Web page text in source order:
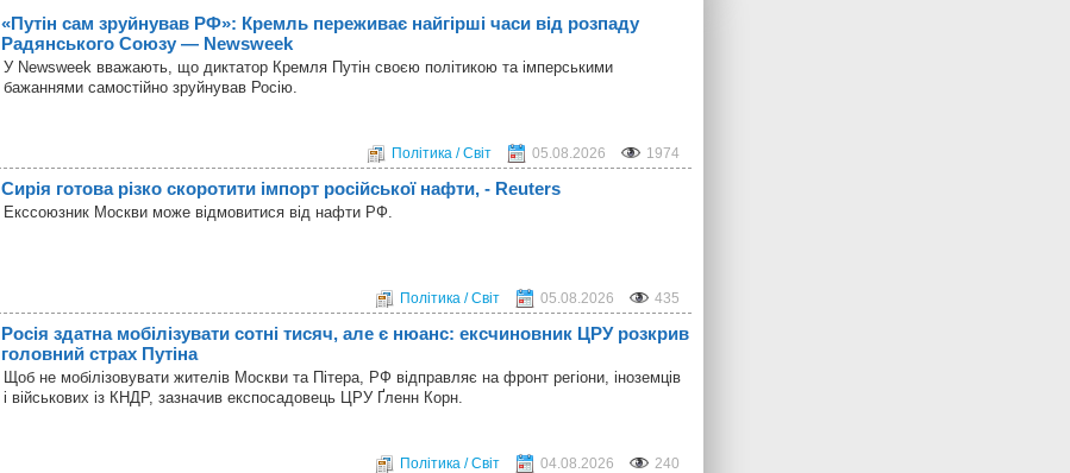
«Путін сам зруйнував РФ»: Кремль переживає найгірші часи від розпаду
Радянського Союзу — Newsweek
У Newsweek вважають, що диктатор Кремля Путін своєю політикою та імперськими
бажаннями самостійно зруйнував Росію.
Політика / Світ 05.08.2026 1974
Сирія готова різко скоротити імпорт російської нафти, - Reuters
Екссоюзник Москви може відмовитися від нафти РФ.
Політика / Світ 05.08.2026 435
Росія здатна мобілізувати сотні тисяч, але є нюанс: ексчиновник ЦРУ розкрив
головний страх Путіна
Щоб не мобілізовувати жителів Москви та Пітера, РФ відправляє на фронт регіони, іноземців
і військових із КНДР, зазначив експосадовець ЦРУ Ґленн Корн.
Політика / Світ 04.08.2026 240